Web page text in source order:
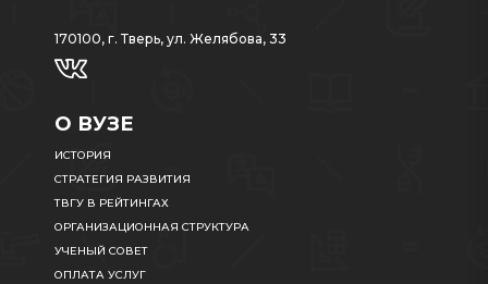
170100, г. Тверь, ул. Желябова, 33
О ВУЗЕ
ИСТОРИЯ
СТРАТЕГИЯ РАЗВИТИЯ
ТВГУ В РЕЙТИНГАХ
ОРГАНИЗАЦИОННАЯ СТРУКТУРА
УЧЕНЫЙ СОВЕТ
ОПЛАТА УСЛУГ